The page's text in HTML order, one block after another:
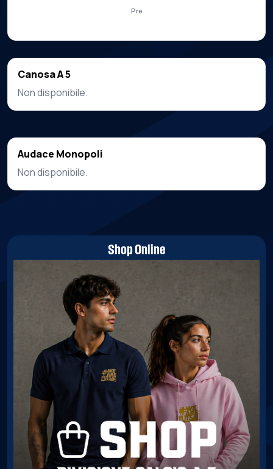
Pre
Canosa A 5
Non disponibile.
Audace Monopoli
Non disponibile.
Shop Online